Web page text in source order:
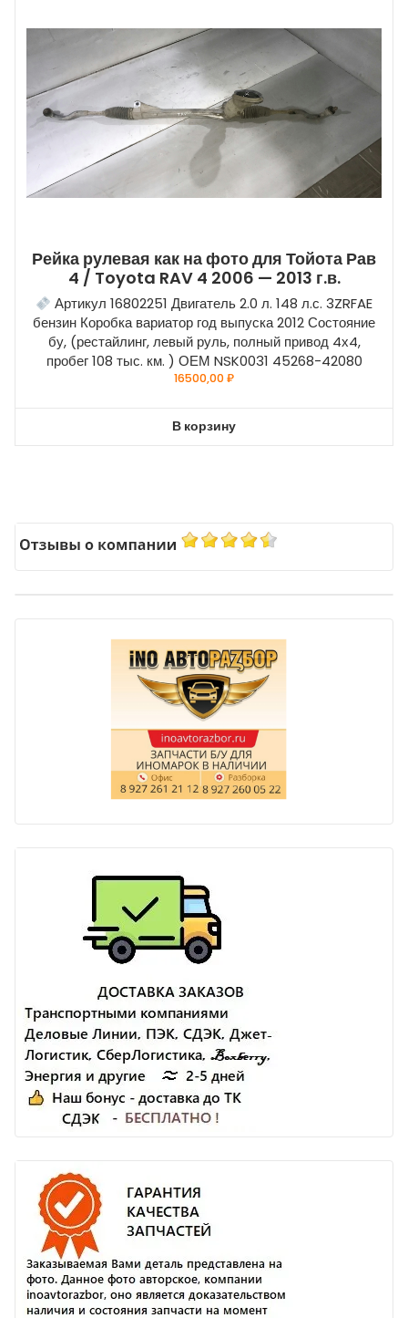
Рейка рулевая как на фото для Тойота Рав
4 / Toyota RAV 4 2006 — 2013 г.в.
Артикул 16802251 Двигатель 2.0 л. 148 л.с. 3ZRFAE
бензин Коробка вариатор год выпуска 2012 Состояние
бу, (рестайлинг, левый руль, полный привод 4х4,
пробег 108 тыс. км. ) ОЕМ NSK0031 45268-42080
16500,00₽
В корзину